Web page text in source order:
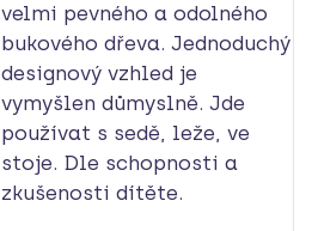
velmi pevného a odolného
bukového dřeva. Jednoduchý
designový vzhled je
vymyšlen důmyslně. Jde
používat s sedě, leže, ve
stoje. Dle schopnosti a
zkušenosti dítěte.